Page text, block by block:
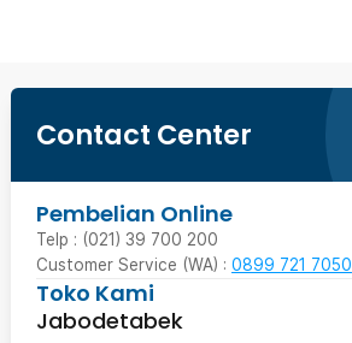
Contact Center
Pembelian Online
Telp : (021) 39 700 200
Customer Service (WA) : 0899 721 7050
Toko Kami
Jabodetabek